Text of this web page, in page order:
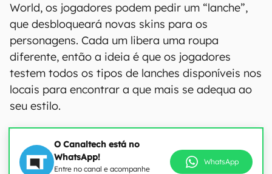
World, os jogadores podem pedir um “lanche”,
que desbloqueará novas skins para os
personagens. Cada um libera uma roupa
diferente, então a ideia é que os jogadores
testem todos os tipos de lanches disponíveis nos
locais para encontrar a que mais se adequa ao
seu estilo.
O Canaltech está no
WhatsApp!
Entre no canal e acompanhe
WhatsApp